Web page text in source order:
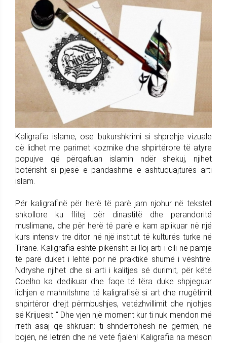
Kaligrafia islame, ose bukurshkrimi si shprehje vizuale
që lidhet me parimet kozmike dhe shpirtërore të atyre
popujve që përqafuan islamin ndër shekuj, njihet
botërisht si pjesë e pandashme e ashtuquajturës arti
islam.
Për kaligrafinë për herë të parë jam njohur në tekstet
shkollore ku flitej për dinastitë dhe perandoritë
muslimane, dhe për herë të parë e kam aplikuar në një
kurs intensiv tre ditor në një institut të kulturës turke në
Tiranë. Kaligrafia është pikërisht ai lloj arti i cili në pamje
të parë duket i lehtë por në praktikë shumë i vështirë.
Ndryshe njihet dhe si arti i kalitjes së durimit, për këtë
Coelho ka dedikuar dhe faqe të tëra duke shpjeguar
lidhjen e mahnitshme të kaligrafisë si art dhe rrugëtimit
shpirtëror drejt përmbushjes, vetëzhvillimit dhe njohjes
së Krijuesit “ Dhe vjen një moment kur ti nuk mendon më
rreth asaj që shkruan: ti shndërrohesh në germën, në
bojën, në letrën dhe në vetë fjalën! Kaligrafia na mëson